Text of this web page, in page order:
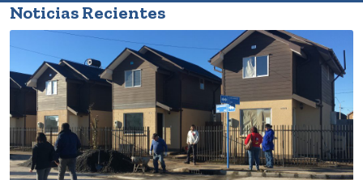
Noticias Recientes